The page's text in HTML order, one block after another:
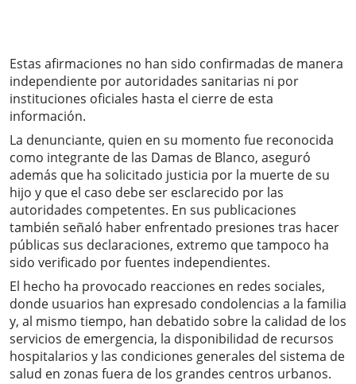
Estas afirmaciones no han sido confirmadas de manera
independiente por autoridades sanitarias ni por
instituciones oficiales hasta el cierre de esta
información.
La denunciante, quien en su momento fue reconocida
como integrante de las Damas de Blanco, aseguró
además que ha solicitado justicia por la muerte de su
hijo y que el caso debe ser esclarecido por las
autoridades competentes. En sus publicaciones
también señaló haber enfrentado presiones tras hacer
públicas sus declaraciones, extremo que tampoco ha
sido verificado por fuentes independientes.
El hecho ha provocado reacciones en redes sociales,
donde usuarios han expresado condolencias a la familia
y, al mismo tiempo, han debatido sobre la calidad de los
servicios de emergencia, la disponibilidad de recursos
hospitalarios y las condiciones generales del sistema de
salud en zonas fuera de los grandes centros urbanos.